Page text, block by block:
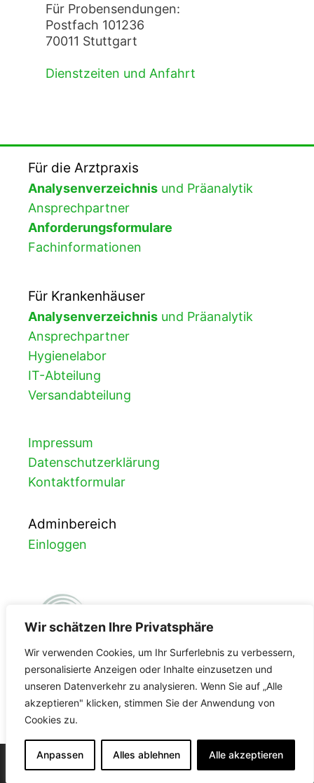
Wir schätzen Ihre Privatsphäre
Wir verwenden Cookies, um Ihr Surferlebnis zu verbessern,
personalisierte Anzeigen oder Inhalte einzusetzen und
unseren Datenverkehr zu analysieren. Wenn Sie auf „Alle
akzeptieren" klicken, stimmen Sie der Anwendung von
Cookies zu.
Anpassen Alles ablehnen Alle akzeptieren
Für Probensendungen:
Postfach 101236
70011 Stuttgart
Dienstzeiten und Anfahrt
Für die Arztpraxis
Analysenverzeichnis und Präanalytik
Ansprechpartner
Anforderungsformulare
Fachinformationen
Für Krankenhäuser
Analysenverzeichnis und Präanalytik
Ansprechpartner
Hygienelabor
IT-Abteilung
Versandabteilung
Impressum
Datenschutzerklärung
Kontaktformular
Adminbereich
Einloggen
FDA-Registrierung
3002965587
© 2026 Labor Enders GeneratePress